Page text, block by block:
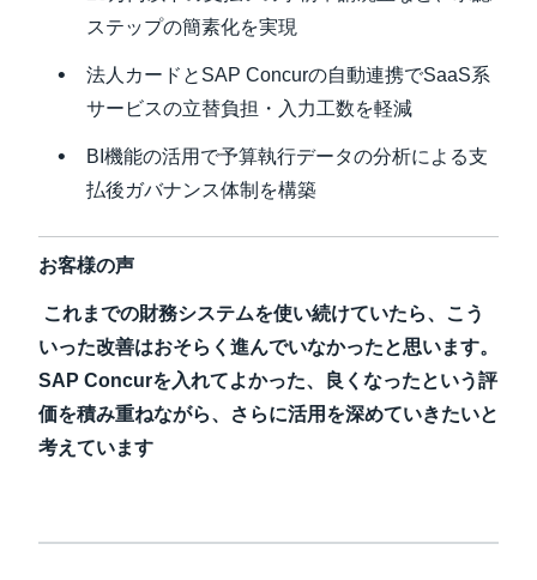
ステップの簡素化を実現
法人カードとSAP Concurの自動連携でSaaS系
サービスの立替負担・入力工数を軽減
BI機能の活用で予算執行データの分析による支
払後ガバナンス体制を構築
お客様の声
これまでの財務システムを使い続けていたら、こう
いった改善はおそらく進んでいなかったと思います。
SAP Concurを入れてよかった、良くなったという評
価を積み重ねながら、さらに活用を深めていきたいと
考えています